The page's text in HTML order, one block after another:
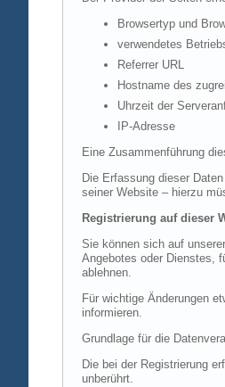
Browsertyp und
verwendetes
Referrer URL
Hostname des
Uhrzeit der
IP-Adresse
Eine Zusammenführung
Die Erfassung dieser
seiner Website – hierzu
Registrierung auf dieser
Sie können sich auf
Angebotes oder Dienstes,
ablehnen.
Für wichtige Änderungen
informieren.
Grundlage für die
Die bei der Registrierung
unberührt.